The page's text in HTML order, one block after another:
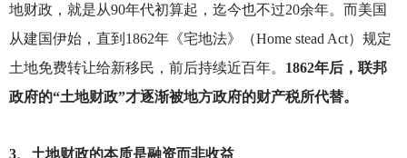
地财政，就是从90年代初算起，迄今也不过20余年。而美国
从建国伊始，直到1862年《宅地法》（Home stead Act）规定
土地免费转让给新移民，前后持续近百年。 1862年后，联邦
政府的“土地财政”才逐渐被地方政府的财产税所代替。
3、土地财政的本质是融资而非收益